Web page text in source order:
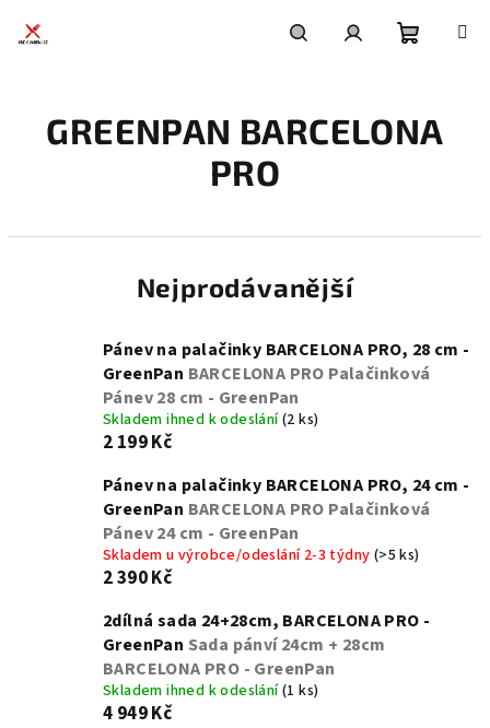
košík
GREENPAN BARCELONA
PRO
Nejprodávanější
Pánev na palačinky BARCELONA PRO, 28 cm -
GreenPan BARCELONA PRO Palačinková
Pánev 28 cm - GreenPan
Skladem ihned k odeslání(2 ks)
2 199 Kč
Pánev na palačinky BARCELONA PRO, 24 cm -
GreenPan BARCELONA PRO Palačinková
Pánev 24 cm - GreenPan
Skladem u výrobce/odeslání 2-3 týdny (>5 ks)
2 390 Kč
2dílná sada 24+28cm, BARCELONA PRO -
GreenPan Sada pánví 24cm + 28cm
BARCELONA PRO - GreenPan
Skladem ihned k odeslání(1 ks)
4 949 Kč